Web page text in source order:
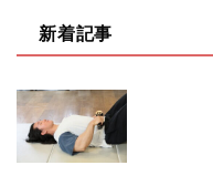
新着記事